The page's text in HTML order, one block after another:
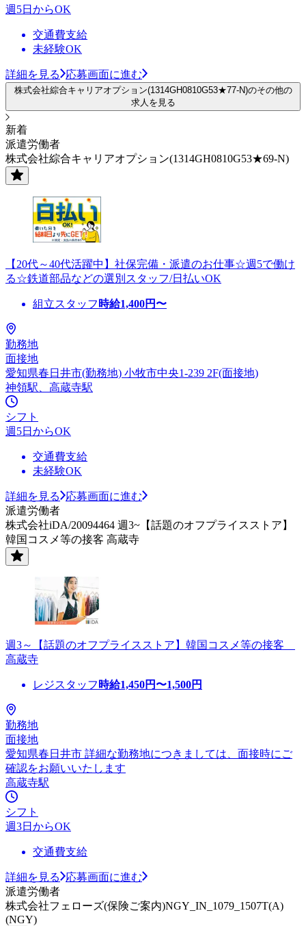
週5日からOK
交通費支給
未経験OK
詳細を見る 応募画面に進む
株式会社綜合キャリアオプション(1314GH0810G53★77-N)のその他の
求人を見る
新着
派遣労働者
株式会社綜合キャリアオプション(1314GH0810G53★69-N)
【20代～40代活躍中】社保完備・派遣のお仕事☆週5で働け
る☆鉄道部品などの選別スタッフ/日払いOK
組立スタッフ 時給1,400円〜
勤務地
面接地
愛知県春日井市(勤務地) 小牧市中央1-239 2F(面接地)
神領駅、高蔵寺駅
シフト
週5日からOK
交通費支給
未経験OK
詳細を見る
応募画面に進む
派遣労働者
株式会社iDA/20094464 週3~【話題のオフプライスストア】
韓国コスメ等の接客 高蔵寺
週3～【話題のオフプライスストア】韓国コスメ等の接客
高蔵寺
レジスタッフ 時給1,450円〜1,500円
勤務地
面接地
愛知県春日井市 詳細な勤務地につきましては、面接時にご
確認をお願いいたします
高蔵寺駅
シフト
週3日からOK
交通費支給
詳細を見る
応募画面に進む
派遣労働者
株式会社フェローズ(保険ご案内)NGY_IN_1079_1507T(A)
(NGY)